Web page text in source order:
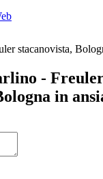
stacanovista,
-
in